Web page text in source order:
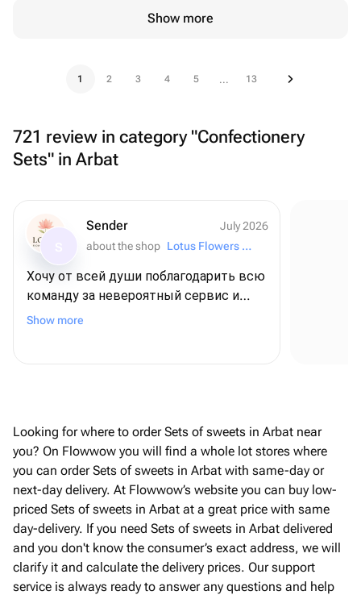
Show more
1 2 3 4 5 ... 13
721 review in category "Confectionery
Sets" in Arbat
Sender
July 2026
about the shop
Lotus Flowers and Gifts
Хочу от всей души поблагодарить всю
команду за невероятный сервис и
внимание к деталям! ❤️ Для меня этот
постоянно на связи, отвечала на все
вопросы и подарила мне полное
спокойствие и уверенность В итоге
всё было даже лучше, чем я могла
представить! Безумно вкусный торт,
роскошные шарики, красивая
упаковка, а самое трогательное - мою
открытку с пожеланиями аккуратно
переписали от руки. Папа был
Show more
Looking for where to order Sets of sweets in Arbat near
you? On Flowwow you will find a whole lot stores where
you can order Sets of sweets in Arbat with same-day or
next-day delivery. At Flowwow’s website you can buy low-
priced Sets of sweets in Arbat at a great price with same
day-delivery. If you need Sets of sweets in Arbat delivered
and you don't know the consumer’s exact address, we will
clarify it and calculate the delivery prices. Our support
service is always ready to answer any questions and help